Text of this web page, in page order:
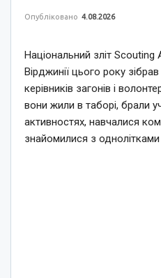
Опубліковано 4.08.2026
Національний зліт Scouting
Вірджинії цього року
керівників загонів і
вони жили в таборі, брали
активностях, навчалися
знайомилися з